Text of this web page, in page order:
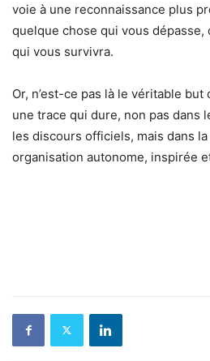
voie à une reconnaissance plus
quelque chose qui vous dépasse,
qui vous survivra.
Or, n’est-ce pas là le véritable
une trace qui dure, non pas dans
les discours officiels, mais dans la
organisation autonome, inspirée